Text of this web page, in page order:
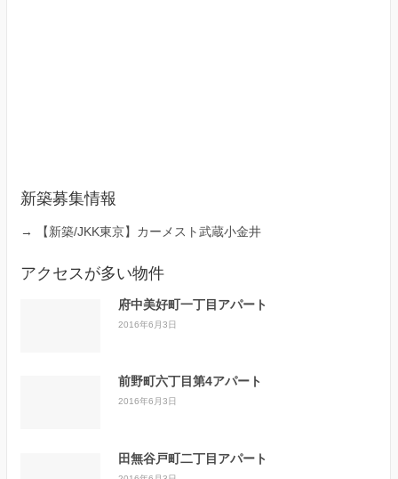
新築募集情報
→ 【新築/JKK東京】カーメスト武蔵小金井
アクセスが多い物件
府中美好町一丁目アパート
2016年6月3日
前野町六丁目第4アパート
2016年6月3日
田無谷戸町二丁目アパート